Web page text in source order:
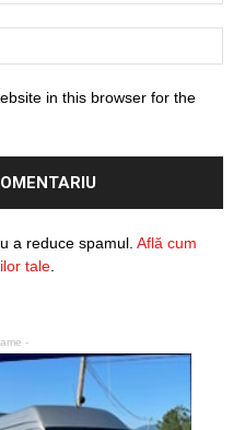
in this browser for the
a reduce spamul. Află cum
tale.
-